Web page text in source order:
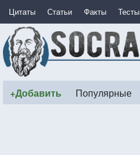
Цитаты Статьи Факты Тесты
+Добавить Популярные